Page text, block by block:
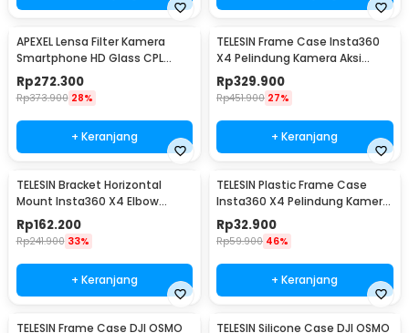
APEXEL Lensa Filter Kamera
Smartphone HD Glass CPL
67mm with Clip - APL-67CPL
Rp272.300
Rp373.900 28%
+ Keranjang
TELESIN Frame Case Insta360
X4 Pelindung Kamera Aksi
Quick Release - S6-FMS-12-TIS
Rp329.900
Rp451.900 27%
+ Keranjang
TELESIN Bracket Horizontal
Mount Insta360 X4 Elbow
Frame Adapter - S6-FMS-11-TIS
Rp162.200
Rp241.900 33%
+ Keranjang
TELESIN Plastic Frame Case
Insta360 X4 Pelindung Kamera
Aksi - S6-CRF-01-TIS
Rp32.900
Rp59.900 46%
+ Keranjang
TELESIN Frame Case DJI OSMO TELESIN Silicone Case DJI OSMO